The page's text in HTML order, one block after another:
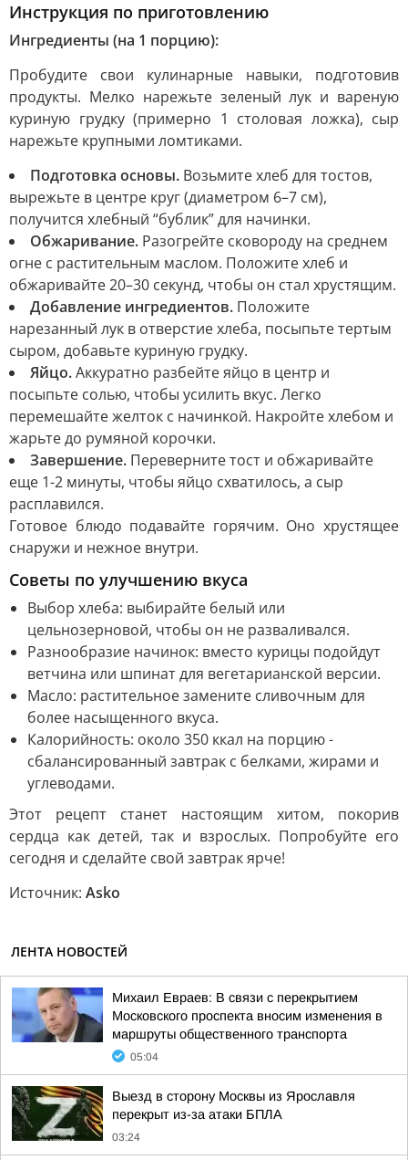
Инструкция по приготовлению
Ингредиенты (на 1 порцию):
Пробудите свои кулинарные навыки, подготовив
продукты. Мелко нарежьте зеленый лук и вареную
куриную грудку (примерно 1 столовая ложка), сыр
нарежьте крупными ломтиками.
Подготовка основы. Возьмите хлеб для тостов,
вырежьте в центре круг (диаметром 6–7 см),
получится хлебный “бублик” для начинки.
Обжаривание. Разогрейте сковороду на среднем
огне с растительным маслом. Положите хлеб и
обжаривайте 20–30 секунд, чтобы он стал хрустящим.
Добавление ингредиентов. Положите
нарезанный лук в отверстие хлеба, посыпьте тертым
сыром, добавьте куриную грудку.
Яйцо.Аккуратно разбейте яйцо в центр и
посыпьте солью, чтобы усилить вкус. Легко
перемешайте желток с начинкой. Накройте хлебом и
жарьте до румяной корочки.
Завершение. Переверните тост и обжаривайте
еще 1-2 минуты, чтобы яйцо схватилось, а сыр
расплавился.
Готовое блюдо подавайте горячим. Оно хрустящее
снаружи и нежное внутри.
Советы по улучшению вкуса
Выбор хлеба: выбирайте белый или
цельнозерновой, чтобы он не разваливался.
Разнообразие начинок: вместо курицы подойдут
ветчина или шпинат для вегетарианской версии.
Масло: растительное замените сливочным для
более насыщенного вкуса.
Калорийность: около 350 ккал на порцию -
сбалансированный завтрак с белками, жирами и
углеводами.
Этот рецепт станет настоящим хитом, покорив
сердца как детей, так и взрослых. Попробуйте его
сегодня и сделайте свой завтрак ярче!
Источник: Аsko
ЛЕНТА НОВОСТЕЙ
Михаил Евраев: В связи с перекрытием
Московского проспекта вносим изменения в
маршруты общественного транспорта
05:04
Выезд в сторону Москвы из Ярославля
перекрыт из-за атаки БПЛА
03:24